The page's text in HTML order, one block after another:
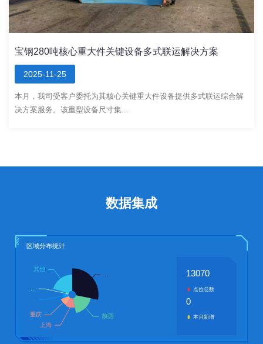
宝钢280吨核心重大件关键设备多式联运解决方案
2025-11-25
本月，我司受客户委托为其核心关键重大件设备提供多式联运综合解
决方案服务。该重型设备尺寸集...
数据集成
区域分布统计
13070
点位总数
0
本月新增